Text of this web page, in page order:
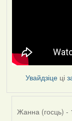
Увайдзіце ці
Жанна (госць) -